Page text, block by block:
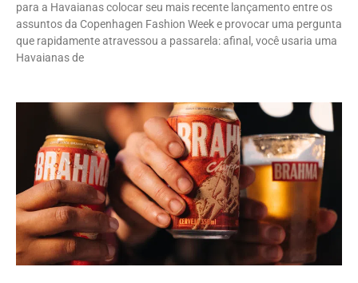
para a Havaianas colocar seu mais recente lançamento entre os
assuntos da Copenhagen Fashion Week e provocar uma pergunta
que rapidamente atravessou a passarela: afinal, você usaria uma
Havaianas de